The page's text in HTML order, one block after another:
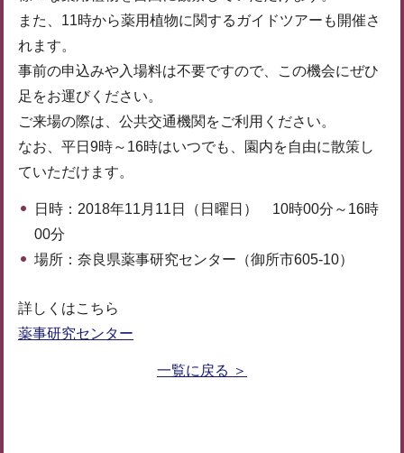
また、11時から薬用植物に関するガイドツアーも開催さ
れます。
事前の申込みや入場料は不要ですので、この機会にぜひ
足をお運びください。
ご来場の際は、公共交通機関をご利用ください。
なお、平日9時～16時はいつでも、園内を自由に散策し
ていただけます。
日時：2018年11月11日（日曜日） 10時00分～16時
00分
場所：奈良県薬事研究センター（御所市605-10）
詳しくはこちら
薬事研究センター
一覧に戻る ＞